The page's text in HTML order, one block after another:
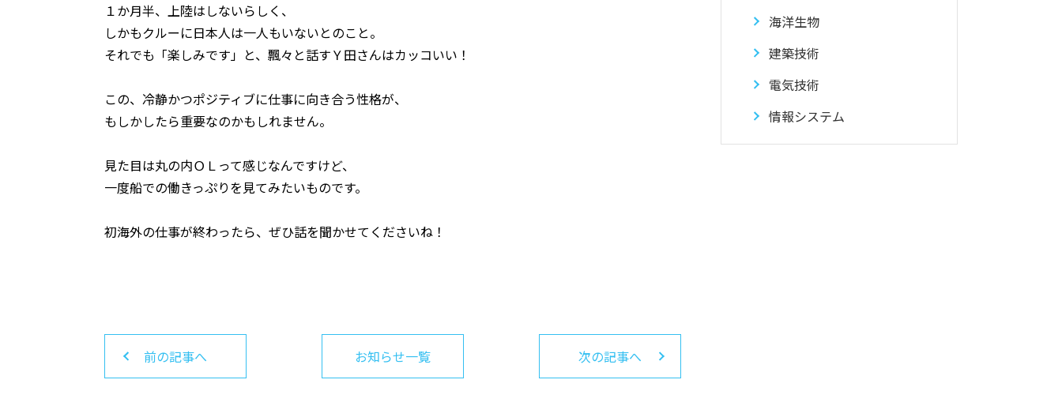
１か月半、上陸はしないらしく、
しかもクルーに日本人は一人もいないとのこと。
それでも「楽しみです」と、飄々と話すＹ田さんはカッコいい！
この、冷静かつポジティブに仕事に向き合う性格が、
もしかしたら重要なのかもしれません。
見た目は丸の内ＯＬって感じなんですけど、
一度船での働きっぷりを見てみたいものです。
初海外の仕事が終わったら、ぜひ話を聞かせてくださいね！
前の記事へ お知らせ一覧 次の記事へ
海洋生物
建築技術
電気技術
情報システム